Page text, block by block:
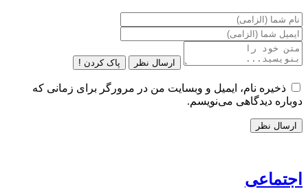
ارسال نظر پاک کردن !
ذخیره نام، ایمیل و وبسایت من در مرورگر برای زمانی که
دوباره دیدگاهی می‌نویسم.
اجتماعی